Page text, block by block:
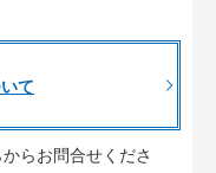
て
らお問合せくださ